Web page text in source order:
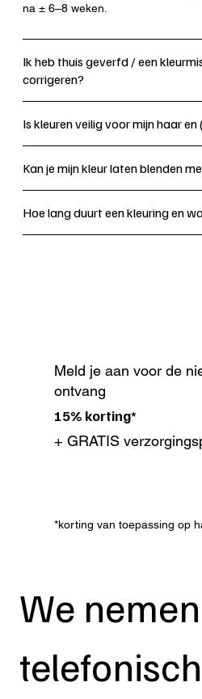
na ± 6–8 weken.
Ik heb thuis geverfd / een
corrigeren?
Is kleuren veilig voor mijn haar
Kan je mijn kleur laten blenden
Hoe lang duurt een kleuring en
Meld je aan voor de
ontvang
15% korting*
+ GRATIS
*korting van toepassing op
We nemen
telefonisch